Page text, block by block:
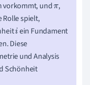
vorkommt, undπ,
Rolle spielt,
i ein Fundament
Diese
und Analysis
Schönheit